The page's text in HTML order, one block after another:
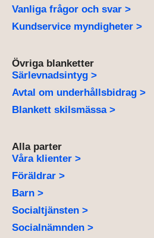
Vanliga frågor och svar >
Kundservice myndigheter >
Övriga blanketter
Särlevnadsintyg >
Avtal om underhållsbidrag >
Blankett skilsmässa >
Alla parter
Våra klienter >
Föräldrar >
Barn >
Socialtjänsten >
Socialnämnden >